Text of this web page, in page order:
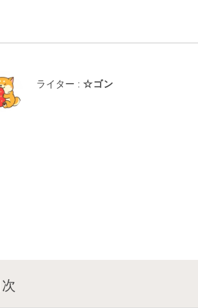
ライター : ☆ゴン
次